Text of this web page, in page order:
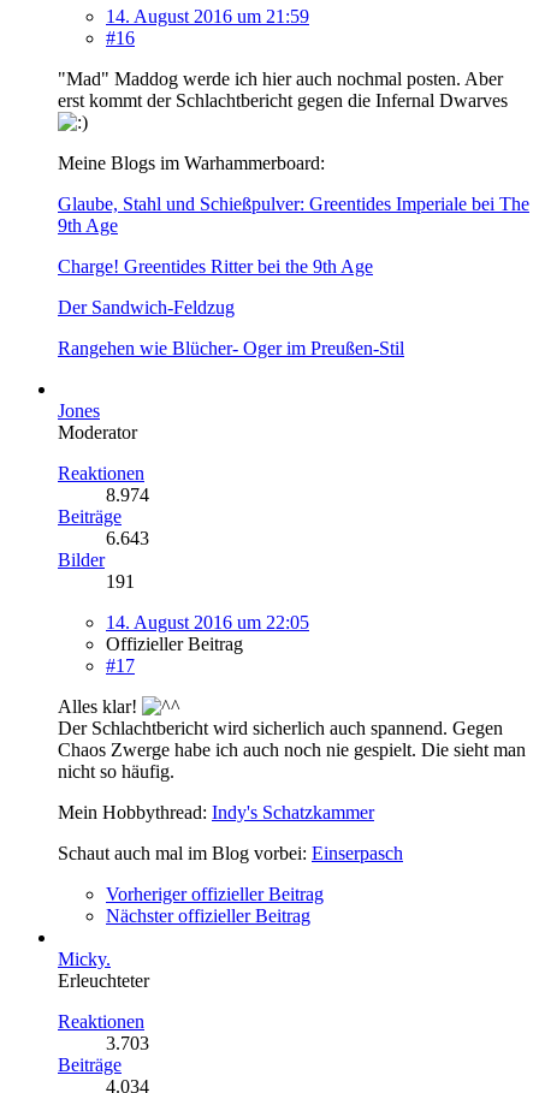
14. August 2016 um 21:59
#16
"Mad" Maddog werde ich hier auch nochmal posten. Aber
erst kommt der Schlachtbericht gegen die Infernal Dwarves
Meine Blogs im Warhammerboard:
Glaube, Stahl und Schießpulver: Greentides Imperiale bei The
9th Age
Charge! Greentides Ritter bei the 9th Age
Der Sandwich-Feldzug
Rangehen wie Blücher- Oger im Preußen-Stil
Jones
Moderator
Reaktionen
8.974
Beiträge
6.643
Bilder
191
14. August 2016 um 22:05
Offizieller Beitrag
#17
Alles klar!
Der Schlachtbericht wird sicherlich auch spannend. Gegen
Chaos Zwerge habe ich auch noch nie gespielt. Die sieht man
nicht so häufig.
Mein Hobbythread: Indy's Schatzkammer
Schaut auch mal im Blog vorbei: Einserpasch
Vorheriger offizieller Beitrag
Nächster offizieller Beitrag
Micky.
Erleuchteter
Reaktionen
3.703
Beiträge
4.034